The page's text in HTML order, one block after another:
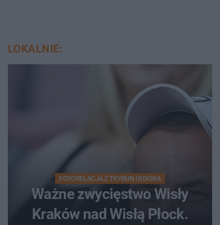
LOKALNIE:
FOTORELACJA Z TRYBUN I BOISKA
Ważne zwycięstwo Wisły
Kraków nad Wisłą Płock.